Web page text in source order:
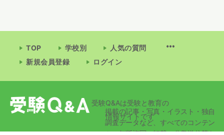
TOP 学校別
人気の質問
新規会員登録
ログイン
受験Q&Aは受験と教育の
情報サイトです
掲載の記事・写真・イラスト・独自
調査データなど、すべてのコンテン